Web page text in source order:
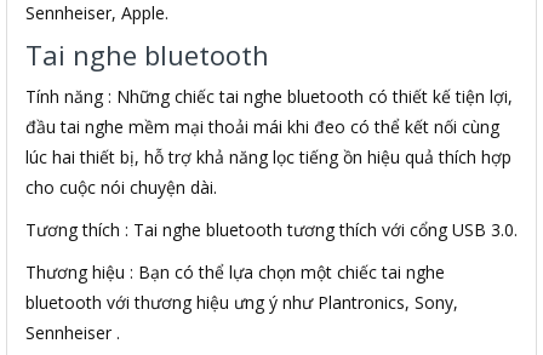
Sennheiser, Apple.
Tai nghe bluetooth
Tính năng : Những chiếc tai nghe bluetooth có thiết kế tiện lợi,
đầu tai nghe mềm mại thoải mái khi đeo có thể kết nối cùng
lúc hai thiết bị, hỗ trợ khả năng lọc tiếng ồn hiệu quả thích hợp
cho cuộc nói chuyện dài.
Tương thích : Tai nghe bluetooth tương thích với cổng USB 3.0.
Thương hiệu : Bạn có thể lựa chọn một chiếc tai nghe
bluetooth với thương hiệu ưng ý như Plantronics, Sony,
Sennheiser .